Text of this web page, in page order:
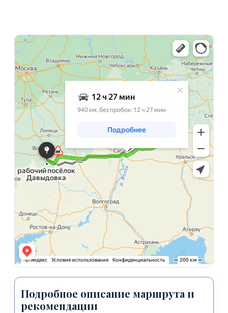
Яндекс Карты
Яндекс Карты
Подробное описание маршрута и
рекомендации